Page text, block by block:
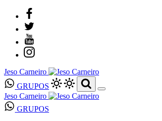
Jeso Carneiro
GRUPOS
Jeso Carneiro
GRUPOS